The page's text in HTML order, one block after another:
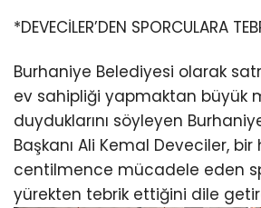
*DEVECİLER’DEN SPORCULARA
Burhaniye Belediyesi olarak
ev sahipliği yapmaktan büyük
duyduklarını söyleyen
Başkanı Ali Kemal Deveciler,
centilmence mücadele eden
yürekten tebrik ettiğini dile